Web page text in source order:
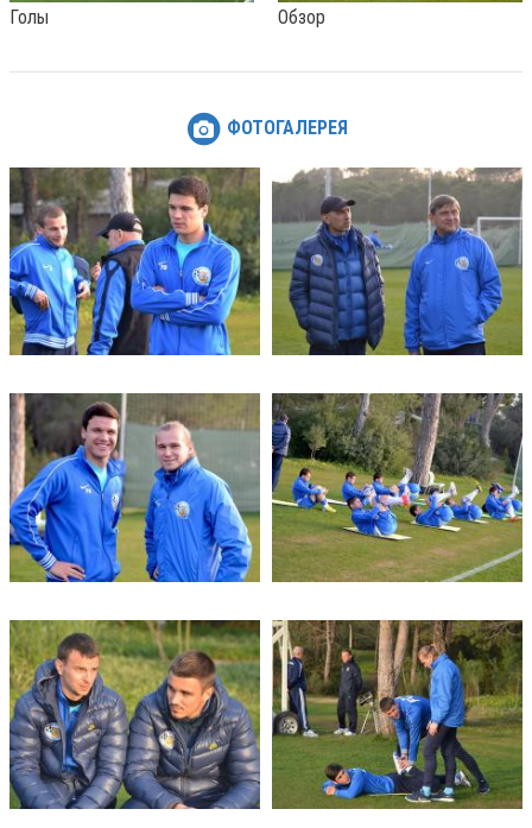
Голы Обзор
ФОТОГАЛЕРЕЯ